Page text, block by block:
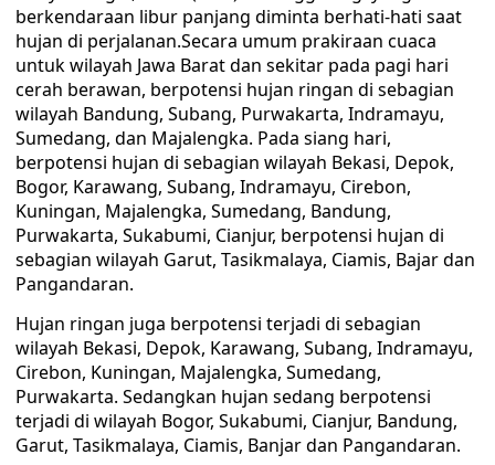
berkendaraan libur panjang diminta berhati-hati saat
hujan di perjalanan.Secara umum prakiraan cuaca
untuk wilayah Jawa Barat dan sekitar pada pagi hari
cerah berawan, berpotensi hujan ringan di sebagian
wilayah Bandung, Subang, Purwakarta, Indramayu,
Sumedang, dan Majalengka. Pada siang hari,
berpotensi hujan di sebagian wilayah Bekasi, Depok,
Bogor, Karawang, Subang, Indramayu, Cirebon,
Kuningan, Majalengka, Sumedang, Bandung,
Purwakarta, Sukabumi, Cianjur, berpotensi hujan di
sebagian wilayah Garut, Tasikmalaya, Ciamis, Bajar dan
Pangandaran.
Hujan ringan juga berpotensi terjadi di sebagian
wilayah Bekasi, Depok, Karawang, Subang, Indramayu,
Cirebon, Kuningan, Majalengka, Sumedang,
Purwakarta. Sedangkan hujan sedang berpotensi
terjadi di wilayah Bogor, Sukabumi, Cianjur, Bandung,
Garut, Tasikmalaya, Ciamis, Banjar dan Pangandaran.